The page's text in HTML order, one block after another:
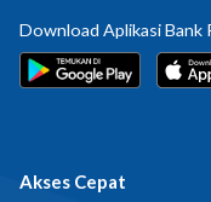
Download Aplikasi Bank
Akses Cepat